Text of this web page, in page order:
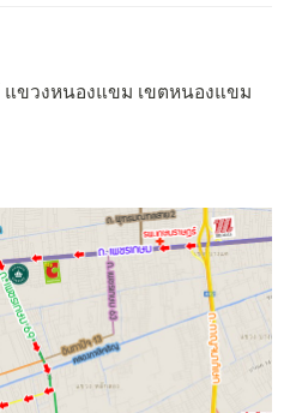
แขวงหนองแขม เขตหนองแขม